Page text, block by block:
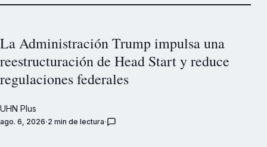
La Administración Trump impulsa una
reestructuración de Head Start y reduce
regulaciones federales
UHN Plus
ago. 6, 2026 2 min de lectura